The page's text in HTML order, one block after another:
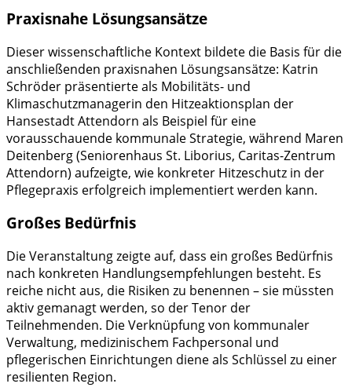
Praxisnahe Lösungsansätze
Dieser wissenschaftliche Kontext bildete die Basis für die
anschließenden praxisnahen Lösungsansätze: Katrin
Schröder präsentierte als Mobilitäts- und
Klimaschutzmanagerin den Hitzeaktionsplan der
Hansestadt Attendorn als Beispiel für eine
vorausschauende kommunale Strategie, während Maren
Deitenberg (Seniorenhaus St. Liborius, Caritas-Zentrum
Attendorn) aufzeigte, wie konkreter Hitzeschutz in der
Pflegepraxis erfolgreich implementiert werden kann.
Großes Bedürfnis
Die Veranstaltung zeigte auf, dass ein großes Bedürfnis
nach konkreten Handlungsempfehlungen besteht. Es
reiche nicht aus, die Risiken zu benennen – sie müssten
aktiv gemanagt werden, so der Tenor der
Teilnehmenden. Die Verknüpfung von kommunaler
Verwaltung, medizinischem Fachpersonal und
pflegerischen Einrichtungen diene als Schlüssel zu einer
resilienten Region.